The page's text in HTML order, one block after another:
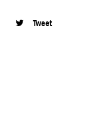
Tweet